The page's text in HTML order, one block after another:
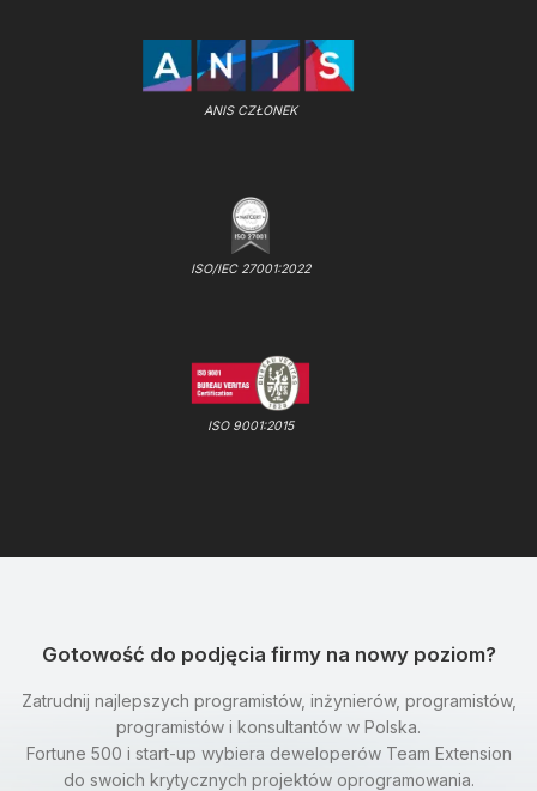
ANIS CZŁONEK
ISO/IEC 27001:2022
ISO 9001:2015
Gotowość do podjęcia firmy na nowy poziom?
Zatrudnij najlepszych programistów, inżynierów, programistów,
programistów i konsultantów w Polska.
Fortune 500 i start-up wybiera deweloperów Team Extension
do swoich krytycznych projektów oprogramowania.